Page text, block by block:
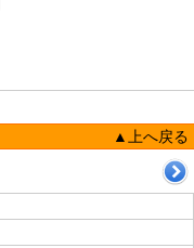
▲上へ戻る